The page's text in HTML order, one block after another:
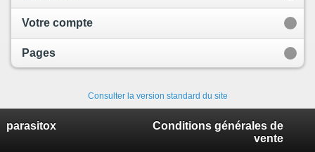
Votre compte
Pages
Consulter la version standard du site
parasitox
Conditions générales de
vente